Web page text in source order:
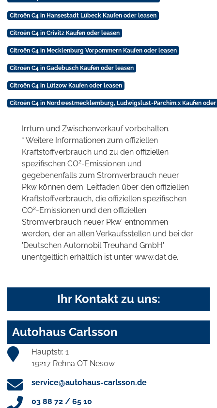
Citroën C4 in Hansestadt Lübeck Kaufen oder leasen
Citroën C4 in Crivitz Kaufen oder leasen
Citroën C4 in Mecklenburg Vorpommern Kaufen oder leasen
Citroën C4 in Gadebusch Kaufen oder leasen
Citroën C4 in Lützow Kaufen oder leasen
Citroën C4 in Nordwestmecklemburg, Ludwigslust-Parchim,x Kaufen oder
Irrtum und Zwischenverkauf vorbehalten.
* Weitere Informationen zum offiziellen
Kraftstoffverbrauch und zu den offiziellen
spezifischen CO2-Emissionen und
gegebenenfalls zum Stromverbrauch neuer
Pkw können dem 'Leitfaden über den offiziellen
Kraftstoffverbrauch, die offiziellen spezifischen
CO2-Emissionen und den offiziellen
Stromverbrauch neuer Pkw' entnommen
werden, der an allen Verkaufsstellen und bei der
'Deutschen Automobil Treuhand GmbH'
unentgeltlich erhältlich ist unter www.dat.de.
Ihr Kontakt zu uns:
Autohaus Carlsson
Hauptstr. 1
19217 Rehna OT Nesow
service@autohaus-carlsson.de
03 88 72 / 65 10